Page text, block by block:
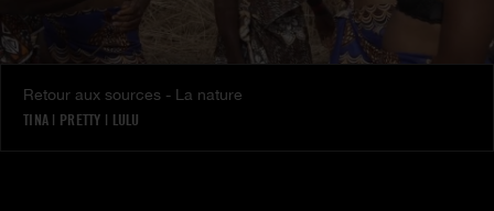
Retour aux sources - La nature
TINA | PRETTY | LULU